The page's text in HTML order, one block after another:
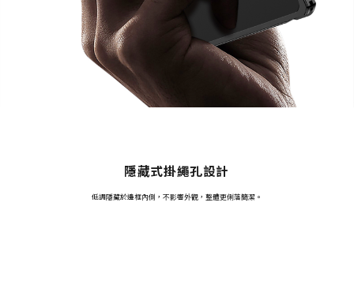
隱藏式掛繩孔設計
低調隱藏於邊框內側，不影響外觀，整體更俐落簡潔。